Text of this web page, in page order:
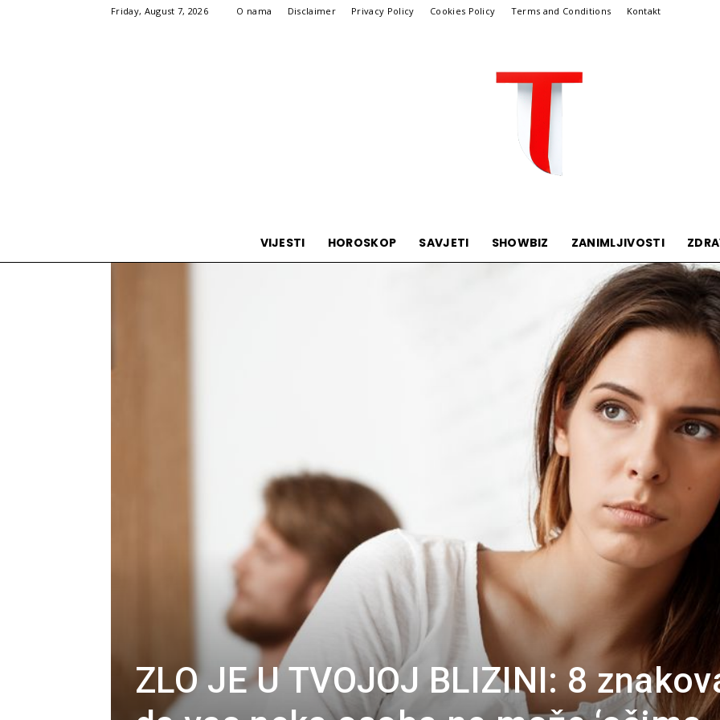
Friday, August 7, 2026 O nama Disclaimer Privacy Policy Cookies Policy Terms and Conditions Kontakt
Portal
VIJESTI HOROSKOP SAVJETI SHOWBIZ ZANIMLJIVOSTI
ZLO JE U TVOJOJ BLIZINI: 8